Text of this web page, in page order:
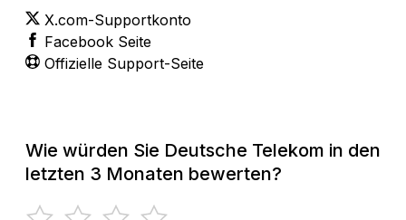
X.com-Supportkonto
Facebook Seite
Offizielle Support-Seite
Wie würden Sie Deutsche Telekom in den
letzten 3 Monaten bewerten?